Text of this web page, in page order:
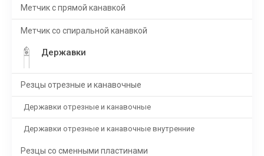
Метчик с прямой канавкой
Метчик со спиральной канавкой
Державки
Резцы отрезные и канавочные
Державки отрезные и канавочные
Державки отрезные и канавочные внутренние
Резцы со сменными пластинами